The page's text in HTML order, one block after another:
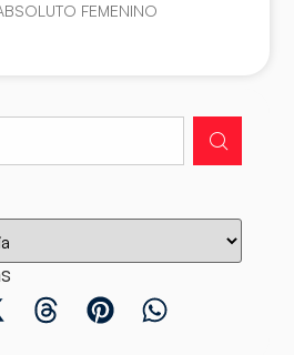
FEMENINO